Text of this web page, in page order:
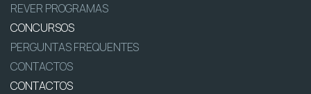
REVER PROGRAMAS
CONCURSOS
PERGUNTAS FREQUENTES
CONTACTOS
CONTACTOS